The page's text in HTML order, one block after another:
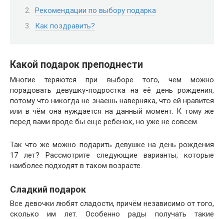
Рекомендации по выбору подарка
Как поздравить?
Какой подарок преподнести
Многие теряются при выборе того, чем можно
порадовать девушку-подростка на её день рождения,
потому что никогда не знаешь наверняка, что ей нравится
или в чём она нуждается на данный момент. К тому же
перед вами вроде бы ещё ребенок, но уже не совсем.
Так что же можно подарить девушке на день рождения
17 лет? Рассмотрите следующие варианты, которые
наиболее подходят в таком возрасте.
Сладкий подарок
Все девочки любят сладости, причём независимо от того,
сколько им лет. Особенно рады получать такие